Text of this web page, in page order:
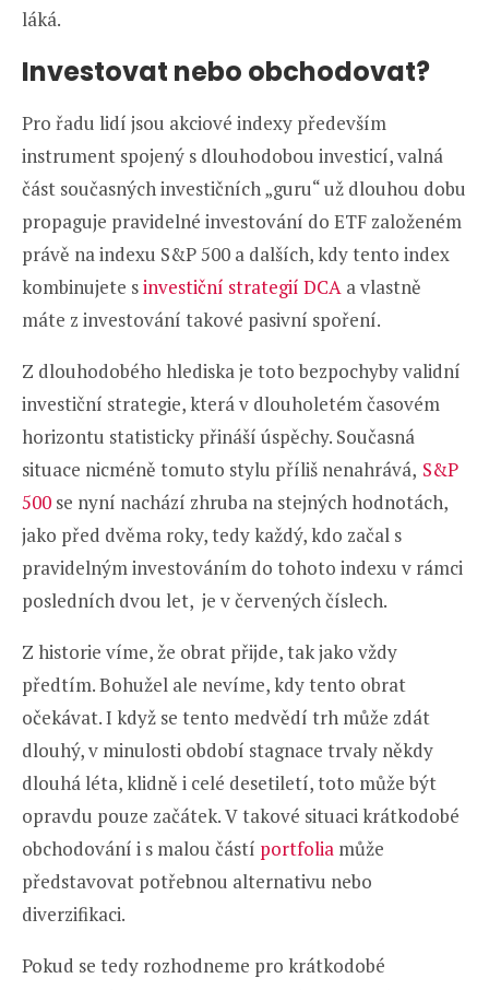
láká.
Investovat nebo obchodovat?
Pro řadu lidí jsou akciové indexy především
instrument spojený s dlouhodobou investicí, valná
část současných investičních „guru“ už dlouhou dobu
propaguje pravidelné investování do ETF založeném
právě na indexu S&P 500 a dalších, kdy tento index
kombinujete sinvestiční strategií DCA a vlastně
máte z investování takové pasivní spoření.
Z dlouhodobého hlediska je toto bezpochyby validní
investiční strategie, která v dlouholetém časovém
horizontu statisticky přináší úspěchy. Současná
situace nicméně tomuto stylu příliš nenahrává, S&P
500 se nyní nachází zhruba na stejných hodnotách,
jako před dvěma roky, tedy každý, kdo začal s
pravidelným investováním do tohoto indexu v rámci
posledních dvou let, je v červených číslech.
Z historie víme, že obrat přijde, tak jako vždy
předtím. Bohužel ale nevíme, kdy tento obrat
očekávat. I když se tento medvědí trh může zdát
dlouhý, v minulosti období stagnace trvaly někdy
dlouhá léta, klidně i celé desetiletí, toto může být
opravdu pouze začátek. V takové situaci krátkodobé
obchodování i s malou částí portfolia může
představovat potřebnou alternativu nebo
diverzifikaci.
Pokud se tedy rozhodneme pro krátkodobé